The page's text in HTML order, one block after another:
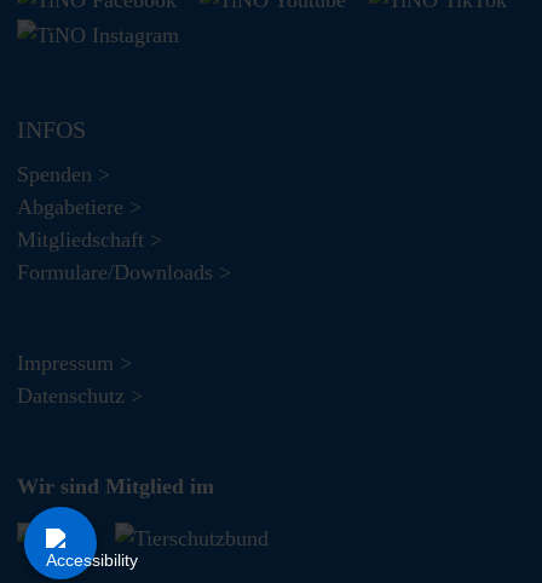
INFOS
Spenden >
Abgabetiere >
Mitgliedschaft >
Formulare/Downloads >
Impressum >
Datenschutz >
Wir sind Mitglied im